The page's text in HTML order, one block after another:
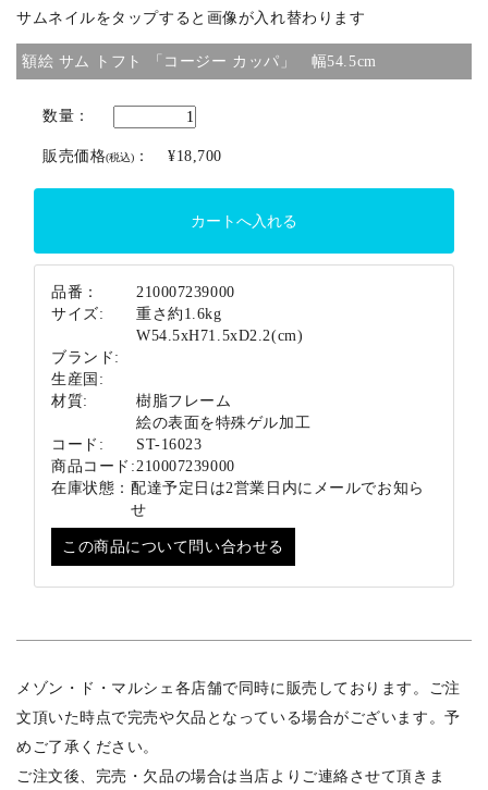
ブランド
サムネイルをタップすると画像が入れ替わります
額絵 サム トフト 「コージー カッパ」 幅54.5cm
数量：
販売価格(税込) ： ¥18,700
品番：
210007239000
サイズ:
重さ約1.6kg
W54.5xH71.5xD2.2(cm)
ブランド:
生産国:
材質:
樹脂フレーム
絵の表面を特殊ゲル加工
コード:
ST-16023
商品コード: 210007239000
在庫状態： 配達予定日は2営業日内にメールでお知ら
せ
この商品について問い合わせる
メゾン・ド・マルシェ各店舗で同時に販売しております。ご注
文頂いた時点で完売や欠品となっている場合がございます。予
めご了承ください。
ご注文後、完売・欠品の場合は当店よりご連絡させて頂きま